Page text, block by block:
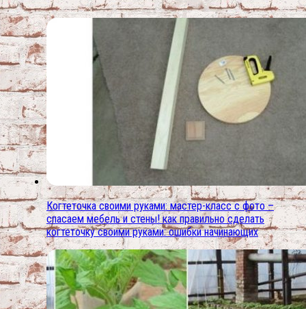
Когтеточка своими руками: мастер-класс с фото –
спасаем мебель и стены! как правильно сделать
когтеточку своими руками: ошибки начинающих